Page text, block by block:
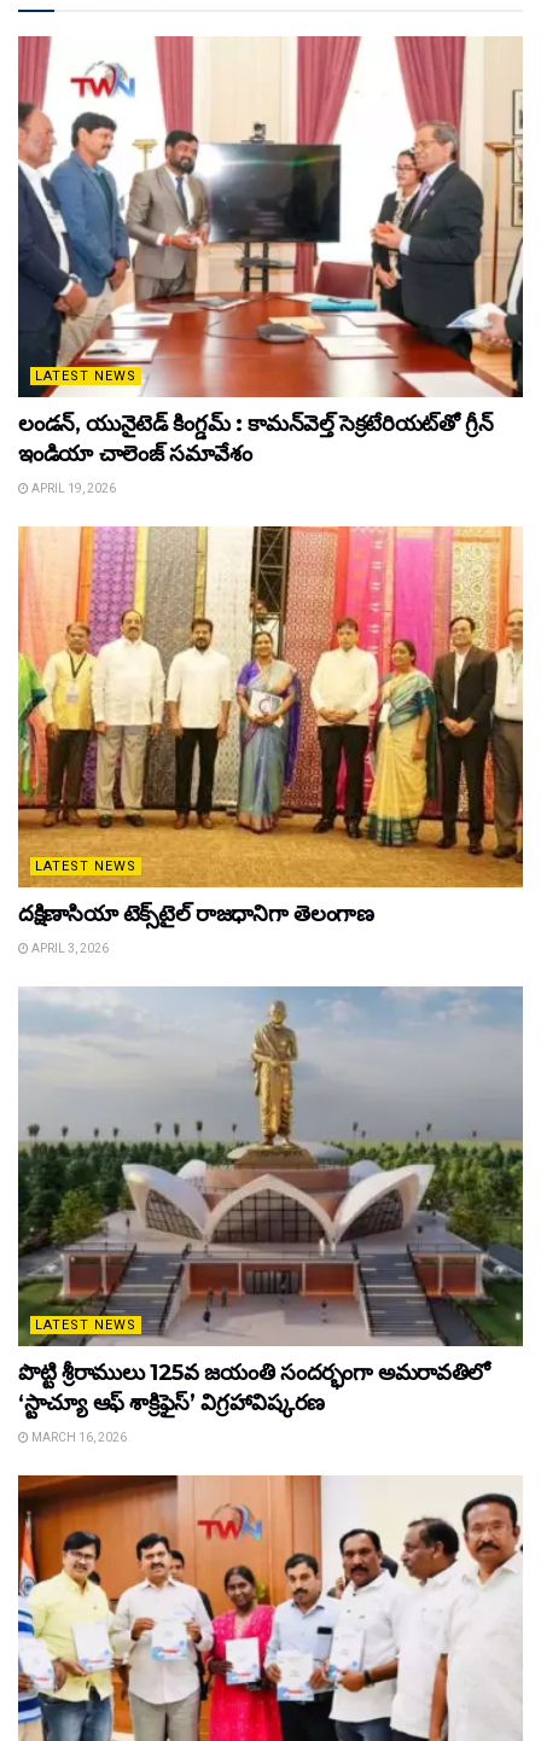
LATEST NEWS
లండన్, యునైటెడ్ కింగ్డమ్ : కామన్‌వెల్త్ సెక్రటేరియట్‌తో గ్రీన్
ఇండియా చాలెంజ్ సమావేశం
APRIL 19, 2026
LATEST NEWS
దక్షిణాసియా టెక్స్‌టైల్ రాజధానిగా తెలంగాణ
APRIL 3, 2026
LATEST NEWS
పొట్టి శ్రీరాములు 125వ జయంతి సందర్భంగా అమరావతిలో
‘స్టాచ్యూ ఆఫ్ శాక్రిఫైస్’ విగ్రహావిష్కరణ
MARCH 16, 2026